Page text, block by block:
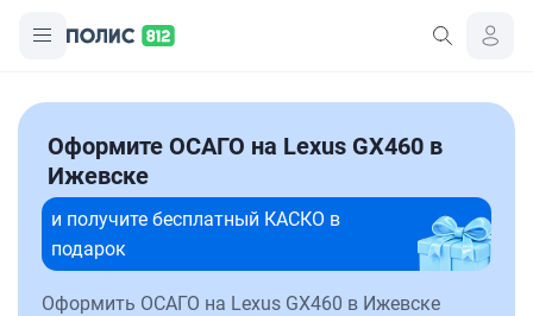
Оформите ОСАГО на Lexus GX460 в
Ижевске
и получите бесплатный КАСКО в
подарок
Оформить ОСАГО на Lexus GX460 в Ижевске